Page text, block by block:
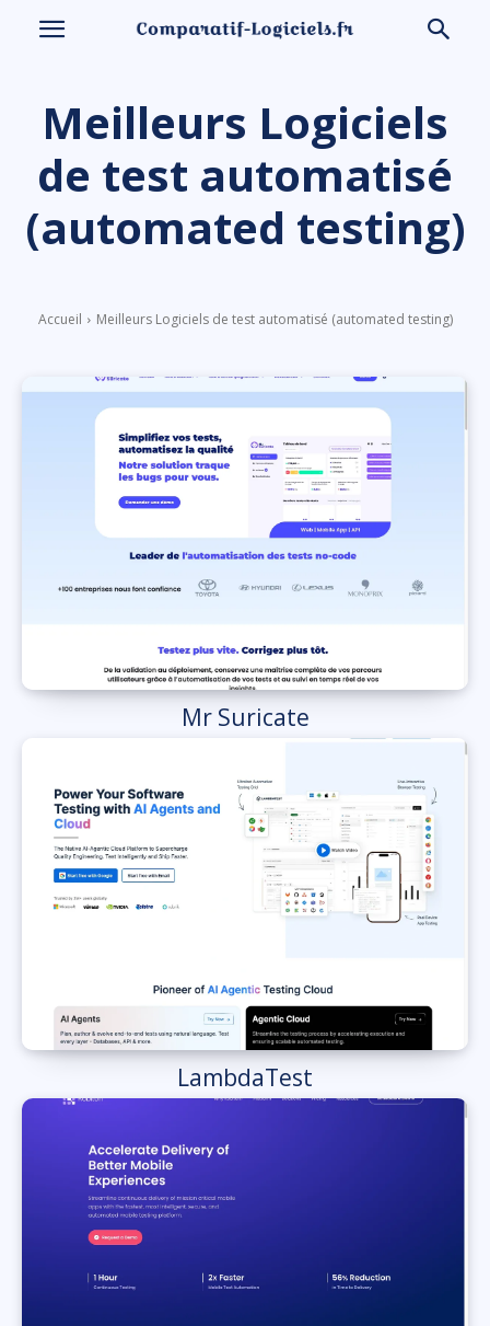
Meilleurs Logiciels
de test automatisé
(automated testing)
Accueil Meilleurs Logiciels de test automatisé (automated testing)
Mr Suricate
LambdaTest